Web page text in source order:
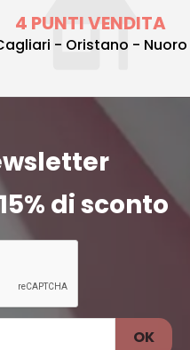
4 PUNTI VENDITA
- Oristano - Nuoro
di sconto